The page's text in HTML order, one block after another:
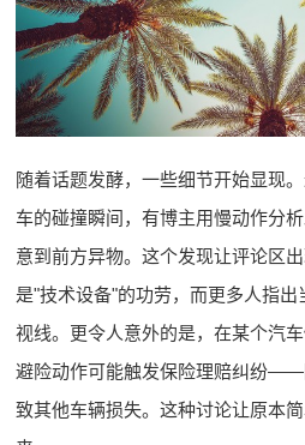
随着话题发酵，一些细节开始显现
车的碰撞瞬间，有博主用慢动作分
意到前方异物。这个发现让评论区
是"技术设备"的功劳，而更多人指
视线。更令人意外的是，在某个汽
避险动作可能触发保险理赔纠纷
致其他车辆损失。这种讨论让原本